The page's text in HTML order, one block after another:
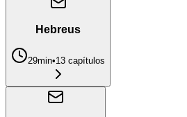
Hebreus
29min•13 capítulos